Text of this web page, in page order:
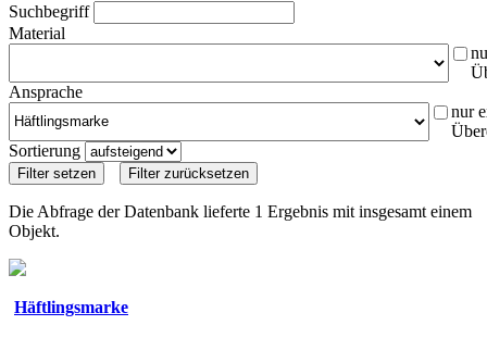
Suchbegriff
Material
Ansprache
nur
Sortierung
Die Abfrage der Datenbank lieferte 1 Ergebnis mit insgesamt einem
Objekt.
Häftlingsmarke